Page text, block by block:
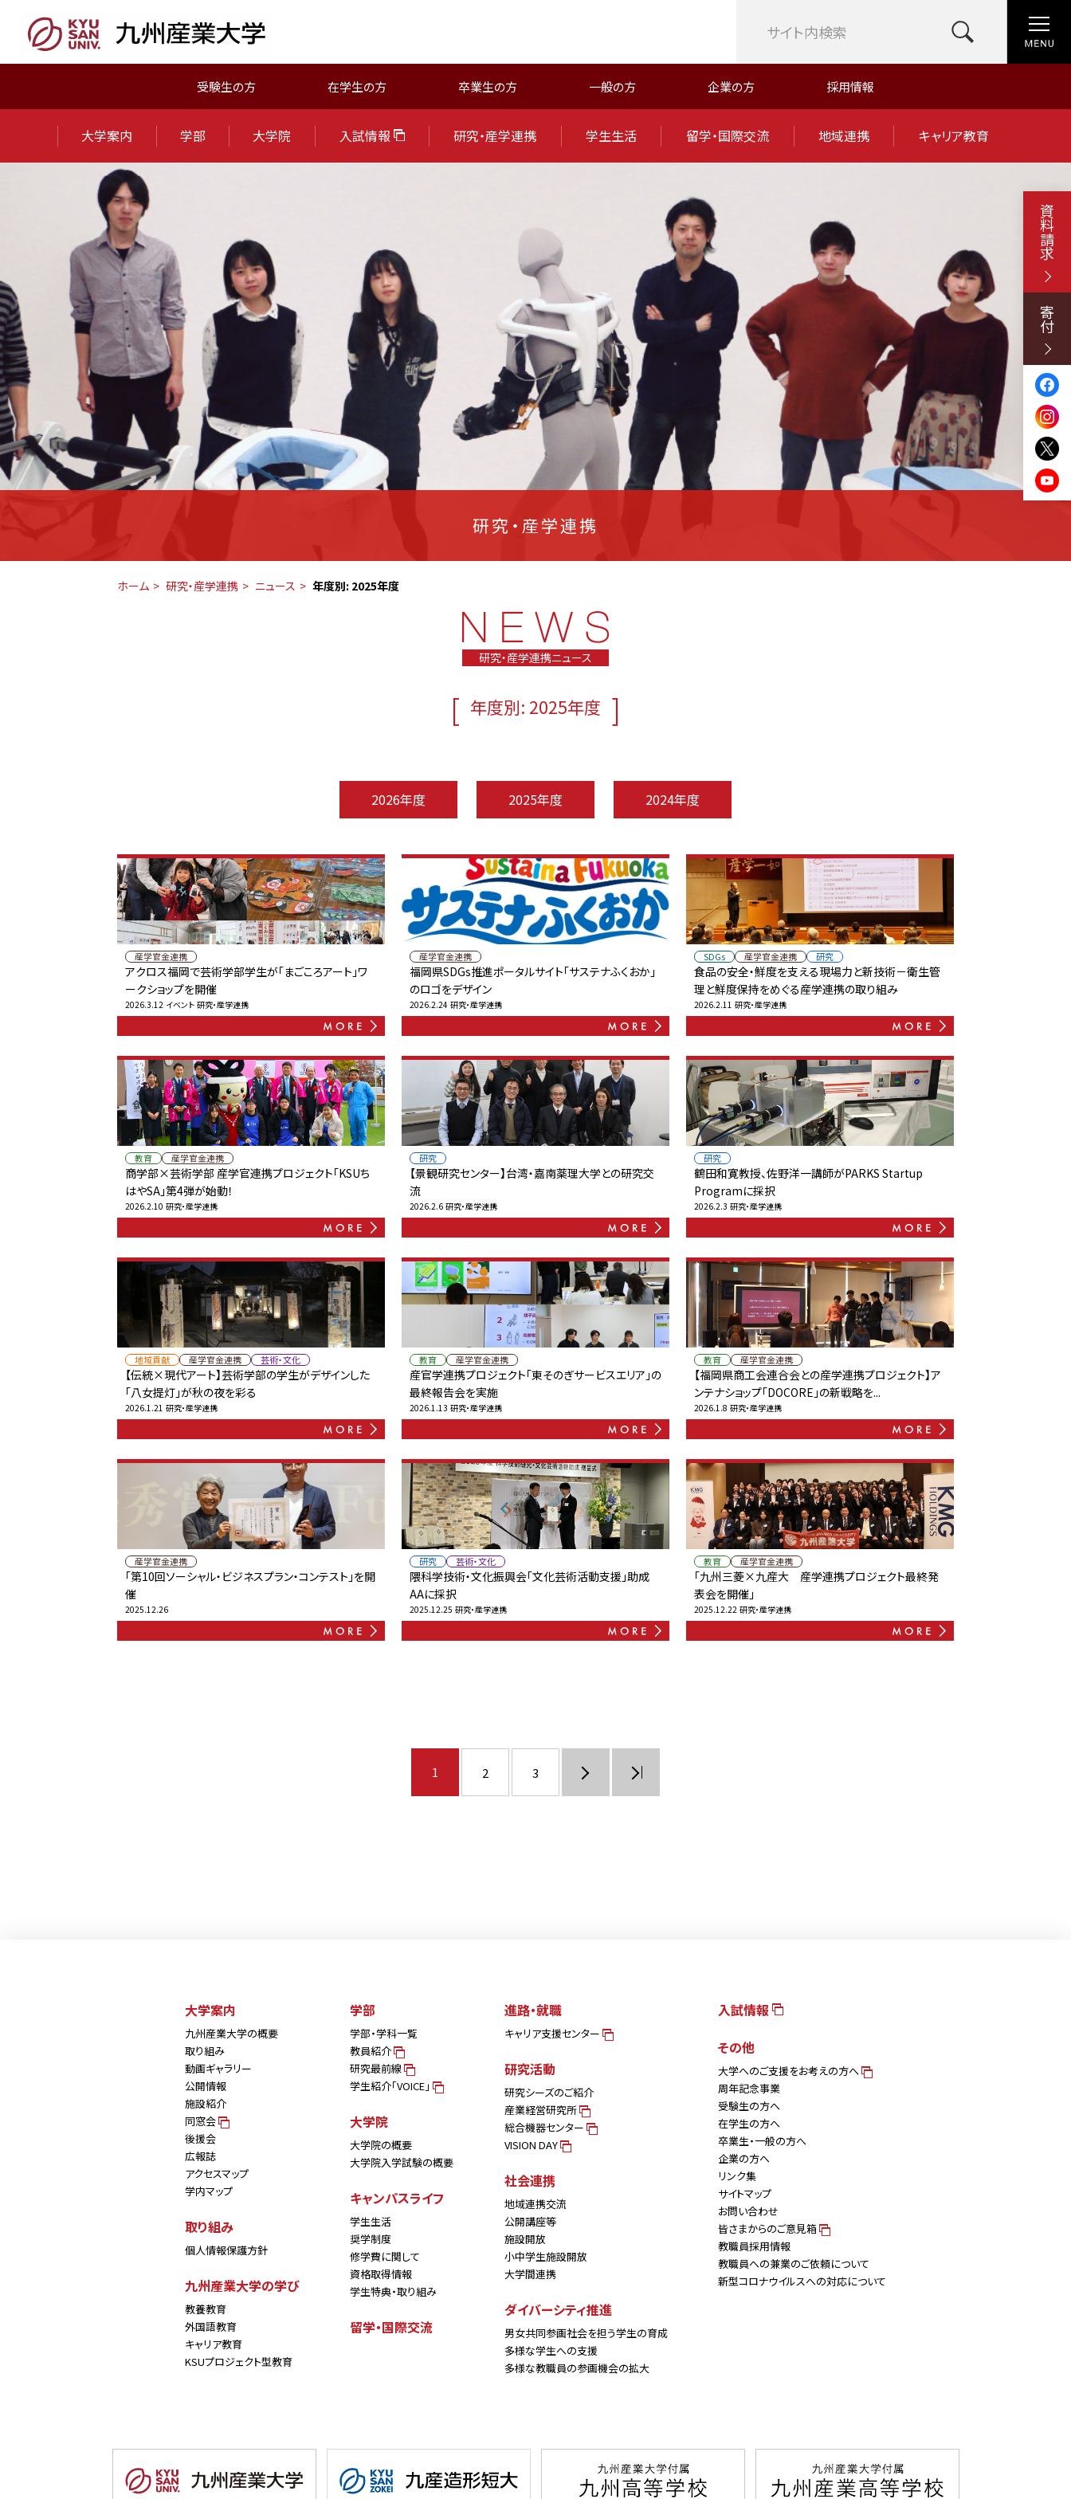
受験生の方 在学生の方 卒業生の方 一般の方 企業の方 採用情報
大学案内 学部 大学院 入試情報 研究・産学連携 学生生活 留学・国際交流 地域連携 キャリア教育
研究・産学連携
ホーム 研究・産学連携 ニュース 年度別: 2025年度
研究・産学連携ニュース
[ 年度別: 2025年度 ]
2026年度 2025年度 2024年度
産学官金連携
アクロス福岡で芸術学部学生が「まごころアート」ワ
ークショップを開催
2026.3.12 イベント 研究・産学連携
産学官金連携
福岡県SDGs推進ポータルサイト「サステナふくおか」
のロゴをデザイン
2026.2.24 研究・産学連携
SDGs 産学官金連携 研究
食品の安全・鮮度を支える現場力と新技術－衛生管
理と鮮度保持をめぐる産学連携の取り組み
2026.2.11 研究・産学連携
教育 産学官金連携
商学部×芸術学部 産学官連携プロジェクト「KSUち
はやSA」第4弾が始動！
2026.2.10 研究・産学連携
研究
【景観研究センター】台湾・嘉南薬理大学との研究交
流
2026.2.6 研究・産学連携
研究
鶴田和寛教授、佐野洋一講師がPARKS Startup
Programに採択
2026.2.3 研究・産学連携
地域貢献 産学官金連携 芸術・文化
【伝統×現代アート】芸術学部の学生がデザインした
「八女提灯」が秋の夜を彩る
2026.1.21 研究・産学連携
教育 産学官金連携
産官学連携プロジェクト「東そのぎサービスエリア」の
最終報告会を実施
2026.1.13 研究・産学連携
教育 産学官金連携
【福岡県商工会連合会との産学連携プロジェクト】ア
ンテナショップ「DOCORE」の新戦略を...
2026.1.8 研究・産学連携
産学官金連携
「第10回ソーシャル・ビジネスプラン・コンテスト」を開
催
2025.12.26
研究 芸術・文化
隈科学技術・文化振興会「文化芸術活動支援」助成
AAに採択
2025.12.25 研究・産学連携
教育 産学官金連携
「九州三菱×九産大 産学連携プロジェクト最終発
表会を開催」
2025.12.22 研究・産学連携
1 2 3
大学案内
九州産業大学の概要
取り組み
動画ギャラリー
公開情報
施設紹介
同窓会
後援会
広報誌
アクセスマップ
学内マップ
取り組み
個人情報保護方針
九州産業大学の学び
教養教育
外国語教育
キャリア教育
KSUプロジェクト型教育
学部
学部・学科一覧
教員紹介
研究最前線
学生紹介「VOICE」
大学院
大学院の概要
大学院入学試験の概要
キャンパスライフ
学生生活
奨学制度
修学費に関して
資格取得情報
学生特典・取り組み
留学・国際交流
進路・就職
キャリア支援センター
研究活動
研究シーズのご紹介
産業経営研究所
総合機器センター
VISION DAY
社会連携
地域連携交流
公開講座等
施設開放
小中学生施設開放
大学間連携
ダイバーシティ推進
男女共同参画社会を担う学生の育成
多様な学生への支援
多様な教職員の参画機会の拡大
入試情報
その他
大学へのご支援をお考えの方へ
周年記念事業
受験生の方へ
在学生の方へ
卒業生・一般の方へ
企業の方へ
リンク集
サイトマップ
お問い合わせ
皆さまからのご意見箱
教職員採用情報
教職員への兼業のご依頼について
新型コロナウイルスへの対応について
資料請求
寄付